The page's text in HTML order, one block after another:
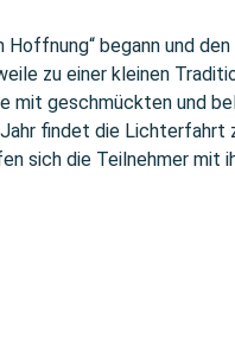
begann und
zu einer kleinen
mit geschmückten und
findet die Lichterfahrt
sich die Teilnehmer mit